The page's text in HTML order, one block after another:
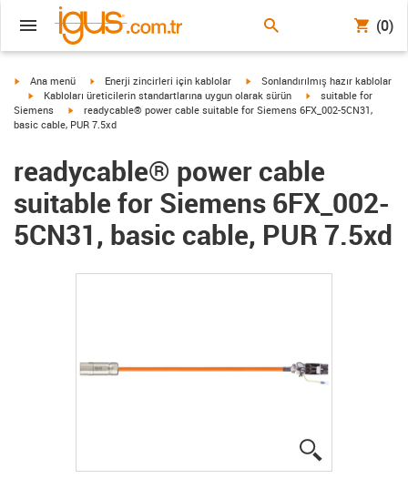
(0)
igus-icon-arrow-right
Ana menü igus-icon-arrow-right
Enerji zincirleri için kablolar igus-icon-arrow-right
Sonlandırılmış hazır kablolar
igus-icon-arrow-right
Kabloları üreticilerin standartlarına uygun olarak sürün igus-icon-arrow-right
suitable for
Siemens
igus-icon-arrow-right
readycable® power cable suitable for Siemens 6FX_002-5CN31,
basic cable, PUR 7.5xd
readycable® power cable
suitable for Siemens 6FX_002-
5CN31, basic cable, PUR 7.5xd